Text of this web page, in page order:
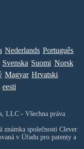
Nederlands Português
Svenska Suomi Norsk
Magyar Hrvatski
eesti
LLC - Všechna práva
známka společnosti Clever
v Úřadu pro patenty a